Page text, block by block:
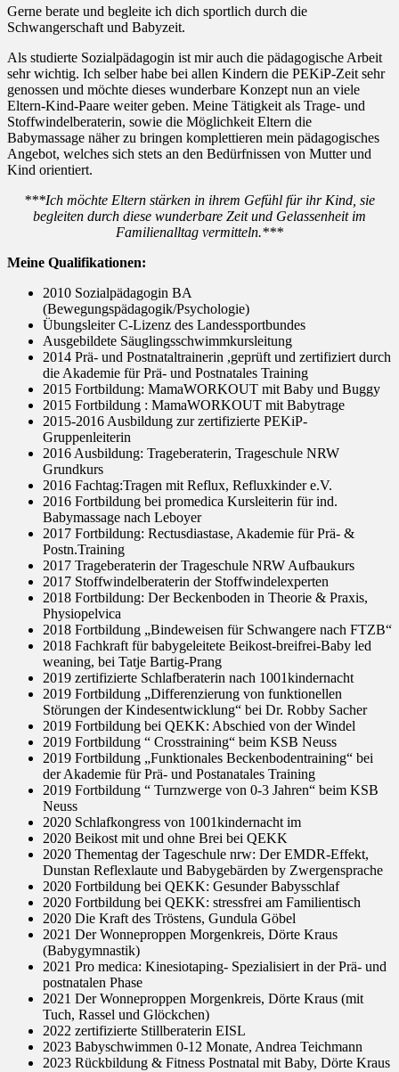
Gerne berate und begleite ich dich sportlich durch die
Schwangerschaft und Babyzeit.
Als studierte Sozialpädagogin ist mir auch die pädagogische Arbeit
sehr wichtig. Ich selber habe bei allen Kindern die PEKiP-Zeit sehr
genossen und möchte dieses wunderbare Konzept nun an viele
Eltern-Kind-Paare weiter geben. Meine Tätigkeit als Trage- und
Stoffwindelberaterin, sowie die Möglichkeit Eltern die
Babymassage näher zu bringen komplettieren mein pädagogisches
Angebot, welches sich stets an den Bedürfnissen von Mutter und
Kind orientiert.
***Ich möchte Eltern stärken in ihrem Gefühl für ihr Kind, sie
begleiten durch diese wunderbare Zeit und Gelassenheit im
Familienalltag vermitteln.***
Meine Qualifikationen:
2010 Sozialpädagogin BA
(Bewegungspädagogik/Psychologie)
Übungsleiter C-Lizenz des Landessportbundes
Ausgebildete Säuglingsschwimmkursleitung
2014 Prä- und Postnataltrainerin ,geprüft und zertifiziert durch
die Akademie für Prä- und Postnatales Training
2015 Fortbildung: MamaWORKOUT mit Baby und Buggy
2015 Fortbildung : MamaWORKOUT mit Babytrage
2015-2016 Ausbildung zur zertifizierte PEKiP-
Gruppenleiterin
2016 Ausbildung: Trageberaterin, Trageschule NRW
Grundkurs
2016 Fachtag:Tragen mit Reflux, Refluxkinder e.V.
2016 Fortbildung bei promedica Kursleiterin für ind.
Babymassage nach Leboyer
2017 Fortbildung: Rectusdiastase, Akademie für Prä- &
Postn.Training
2017 Trageberaterin der Trageschule NRW Aufbaukurs
2017 Stoffwindelberaterin der Stoffwindelexperten
2018 Fortbildung: Der Beckenboden in Theorie & Praxis,
Physiopelvica
2018 Fortbildung „Bindeweisen für Schwangere nach FTZB“
2018 Fachkraft für babygeleitete Beikost-breifrei-Baby led
weaning, bei Tatje Bartig-Prang
2019 zertifizierte Schlafberaterin nach 1001kindernacht
2019 Fortbildung „Differenzierung von funktionellen
Störungen der Kindesentwicklung“ bei Dr. Robby Sacher
2019 Fortbildung bei QEKK: Abschied von der Windel
2019 Fortbildung “ Crosstraining“ beim KSB Neuss
2019 Fortbildung „Funktionales Beckenbodentraining“ bei
der Akademie für Prä- und Postanatales Training
2019 Fortbildung “ Turnzwerge von 0-3 Jahren“ beim KSB
Neuss
2020 Schlafkongress von 1001kindernacht im
2020 Beikost mit und ohne Brei bei QEKK
2020 Thementag der Tageschule nrw: Der EMDR-Effekt,
Dunstan Reflexlaute und Babygebärden by Zwergensprache
2020 Fortbildung bei QEKK: Gesunder Babysschlaf
2020 Fortbildung bei QEKK: stressfrei am Familientisch
2020 Die Kraft des Tröstens, Gundula Göbel
2021 Der Wonneproppen Morgenkreis, Dörte Kraus
(Babygymnastik)
2021 Pro medica: Kinesiotaping- Spezialisiert in der Prä- und
postnatalen Phase
2021 Der Wonneproppen Morgenkreis, Dörte Kraus (mit
Tuch, Rassel und Glöckchen)
2022 zertifizierte Stillberaterin EISL
2023 Babyschwimmen 0-12 Monate, Andrea Teichmann
2023 Rückbildung & Fitness Postnatal mit Baby, Dörte Kraus